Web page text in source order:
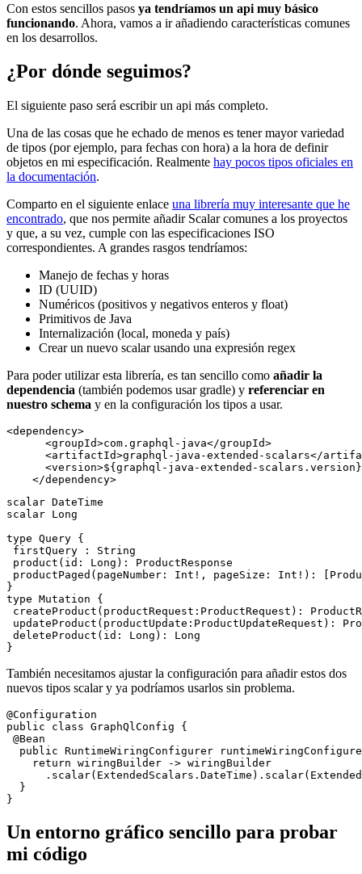
Con estos sencillos pasos ya tendríamos un api muy básico
funcionando. Ahora, vamos a ir añadiendo características comunes
en los desarrollos.
¿Por dónde seguimos?
El siguiente paso será escribir un api más completo.
Una de las cosas que he echado de menos es tener mayor variedad
de tipos (por ejemplo, para fechas con hora) a la hora de definir
objetos en mi especificación. Realmente hay pocos tipos oficiales en
la documentación.
Comparto en el siguiente enlace una librería muy interesante que he
encontrado, que nos permite añadir Scalar comunes a los proyectos
y que, a su vez, cumple con las especificaciones ISO
correspondientes. A grandes rasgos tendríamos:
Manejo de fechas y horas
ID (UUID)
Numéricos (positivos y negativos enteros y float)
Primitivos de Java
Internalización (local, moneda y país)
Crear un nuevo scalar usando una expresión regex
Para poder utilizar esta librería, es tan sencillo como añadir la
dependencia (también podemos usar gradle) y referenciar en
nuestro schema y en la configuración los tipos a usar.
<dependency>
      <groupId>com.graphql-java</groupId>
<artifactId>graphql-java-extended-scalars</
<version>${graphql-java-extended-
scalar DateTime
scalar Long
type Query {
firstQuery : String
product(id: Long): ProductResponse
productPaged(pageNumber: Int!, pageSize: Int!):
}
type Mutation {
createProduct(productRequest:ProductRequest):
updateProduct(productUpdate:ProductUpdateRequest):
deleteProduct(id: Long): Long
También necesitamos ajustar la configuración para añadir estos dos
nuevos tipos scalar y ya podríamos usarlos sin problema.
@Configuration
public class GraphQlConfig {
@Bean
public RuntimeWiringConfigurer
    return wiringBuilder -> wiringBuilder
  }
Un entorno gráfico sencillo para probar
mi código